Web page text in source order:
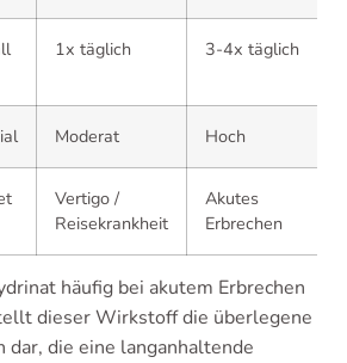
1x täglich 3-4x täglich
Moderat Hoch
Vertigo /
Reisekrankheit
Akutes
Erbrechen
häufig bei akutem Erbrechen
dieser Wirkstoff die überlegene
die eine langanhaltende